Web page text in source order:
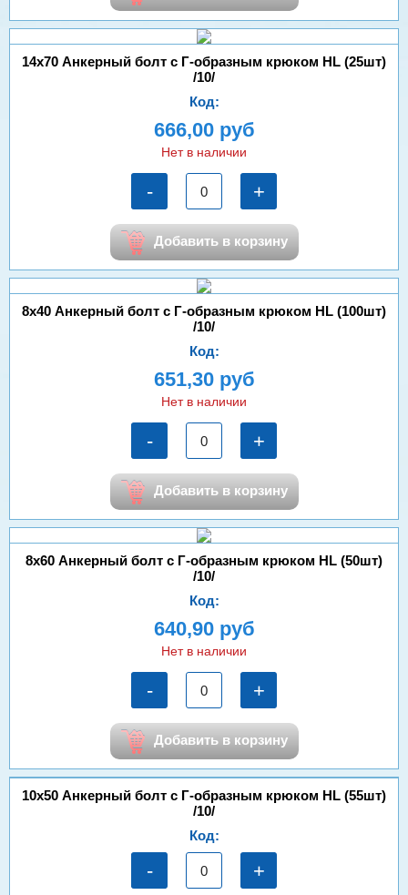
14х70 Анкерный болт с Г-образным крюком HL (25шт)
/10/
Код:
666,00 руб
Нет в наличии
- +
Добавить в корзину
8х40 Анкерный болт с Г-образным крюком HL (100шт)
/10/
Код:
651,30 руб
Нет в наличии
- +
Добавить в корзину
8х60 Анкерный болт с Г-образным крюком HL (50шт)
/10/
Код:
640,90 руб
Нет в наличии
- +
Добавить в корзину
10х50 Анкерный болт с Г-образным крюком HL (55шт)
/10/
Код:
- +